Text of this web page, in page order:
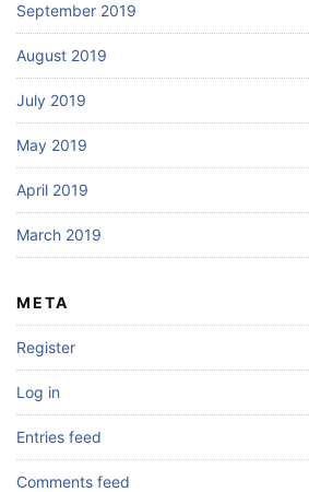
September 2019
August 2019
July 2019
May 2019
April 2019
March 2019
META
Register
Log in
Entries feed
Comments feed